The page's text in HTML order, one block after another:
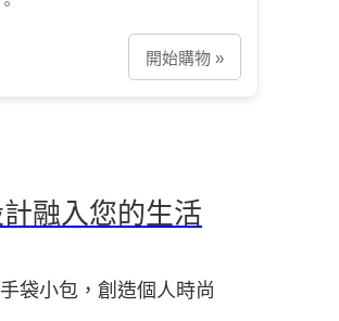
開始購物 »
融入您的生活
袋小包，創造個人時尚